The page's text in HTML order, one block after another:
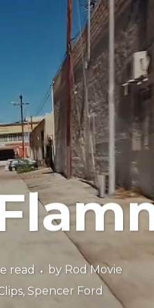
read by Rod Movie
, Spencer Ford